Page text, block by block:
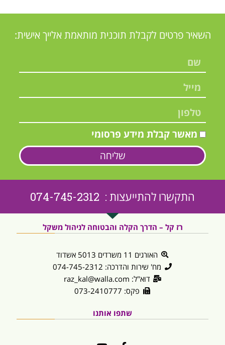
השאיר פרטים לקבלת תוכנית מותאמת אלייך אישית:
מאשר קבלת מידע פרסומי
שליחה
התקשרו להתייעצות : 074-745-2312
רז קל – הדרך הקלה והבטוחה לניהול משקל
האורגים 11 משרדים 5013 אשדוד
מח' שירות והדרכה: 074-745-2312
דוא"ל: raz_kal@walla.com
פקס: 073-2410777
שתפו אותנו